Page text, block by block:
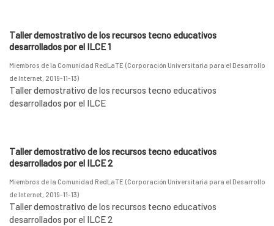
Taller demostrativo de los recursos tecno educativos
desarrollados por el ILCE 1
Miembros de la Comunidad RedLaTE (Corporación Universitaria para el Desarrollo
de Internet, 2019-11-13)
Taller demostrativo de los recursos tecno educativos
desarrollados por el ILCE
Taller demostrativo de los recursos tecno educativos
desarrollados por el ILCE 2
Miembros de la Comunidad RedLaTE (Corporación Universitaria para el Desarrollo
de Internet, 2019-11-13)
Taller demostrativo de los recursos tecno educativos
desarrollados por el ILCE 2